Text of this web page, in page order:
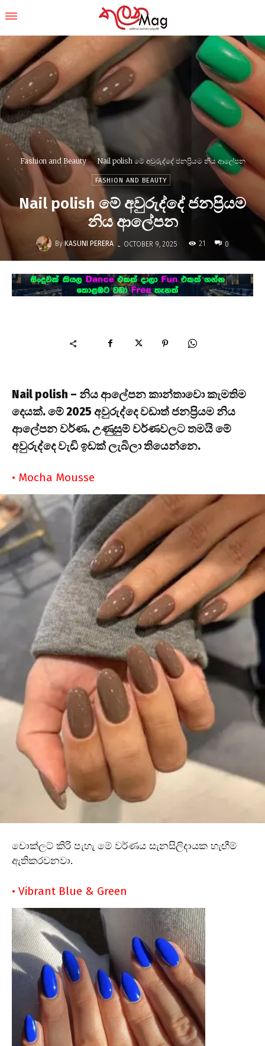
Fashion and Beauty Nail polish මේ අවුරුද්දේ ජනප්‍රියම නිය ආලේපන
FASHION AND BEAUTY
Nail polish මේ අවුරුද්දේ ජනප්‍රියම
නිය ආලේපන
By KASUNI PERERA - OCTOBER 9, 2025 21 0
Nail polish – නිය ආලේපන කාන්තාවො කැමතිම
දෙයක්. මේ 2025 අවුරුද්දෙ වඩාත් ජනප්‍රියම නිය
ආලේපන වර්ණ. උණුසුම් වර්ණවලට තමයි මේ
අවුරුද්දෙ වැඩි ඉඩක් ලැබිලා තියෙන්නෙ.
• Mocha Mousse
චොක්ලට් කිරි පැහැ මේ වර්ණය සැනසිලිදායක හැඟීම්
ඇතිකරවනවා.
• Vibrant Blue & Green